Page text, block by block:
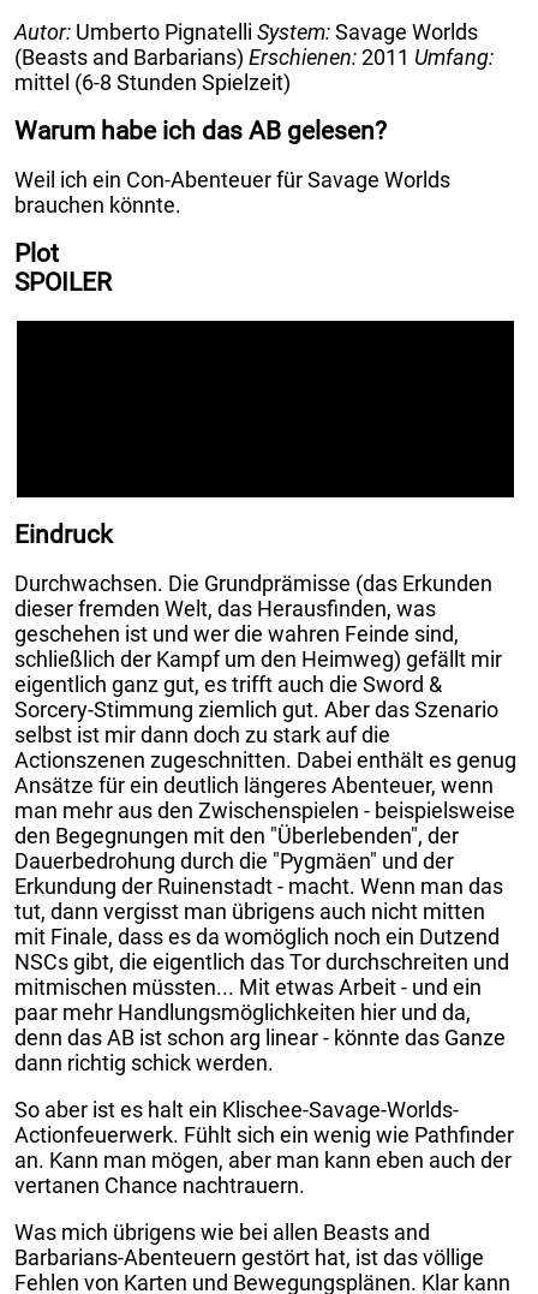
Autor: Umberto Pignatelli System:Savage Worlds
(Beasts and Barbarians) Erschienen:2011 Umfang:
mittel (6-8 Stunden Spielzeit)
Warum habe ich das AB gelesen?
Weil ich ein Con-Abenteuer für Savage Worlds
brauchen könnte.
Plot
SPOILER
Eindruck
Durchwachsen. Die Grundprämisse (das Erkunden
dieser fremden Welt, das Herausfinden, was
geschehen ist und wer die wahren Feinde sind,
schließlich der Kampf um den Heimweg) gefällt mir
eigentlich ganz gut, es trifft auch die Sword &
Sorcery-Stimmung ziemlich gut. Aber das Szenario
selbst ist mir dann doch zu stark auf die
Actionszenen zugeschnitten. Dabei enthält es genug
Ansätze für ein deutlich längeres Abenteuer, wenn
man mehr aus den Zwischenspielen - beispielsweise
den Begegnungen mit den "Überlebenden", der
Dauerbedrohung durch die "Pygmäen" und der
Erkundung der Ruinenstadt - macht. Wenn man das
tut, dann vergisst man übrigens auch nicht mitten
mit Finale, dass es da womöglich noch ein Dutzend
NSCs gibt, die eigentlich das Tor durchschreiten und
mitmischen müssten... Mit etwas Arbeit - und ein
paar mehr Handlungsmöglichkeiten hier und da,
denn das AB ist schon arg linear - könnte das Ganze
dann richtig schick werden.
So aber ist es halt ein Klischee-Savage-Worlds-
Actionfeuerwerk. Fühlt sich ein wenig wie Pathfinder
an. Kann man mögen, aber man kann eben auch der
vertanen Chance nachtrauern.
Was mich übrigens wie bei allen Beasts and
Barbarians-Abenteuern gestört hat, ist das völlige
Fehlen von Karten und Bewegungsplänen. Klar kann